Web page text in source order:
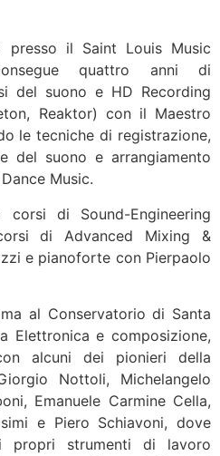
il Saint Louis Music
quattro anni di
del suono e HD Recording
Reaktor) con il Maestro
le tecniche di registrazione,
del suono e arrangiamento
Music.
corsi di Sound-Engineering
di Advanced Mixing &
e pianoforte con Pierpaolo
al Conservatorio di Santa
Elettronica e composizione,
alcuni dei pionieri della
Nottoli, Michelangelo
Emanuele Carmine Cella,
e Piero Schiavoni, dove
propri strumenti di lavoro